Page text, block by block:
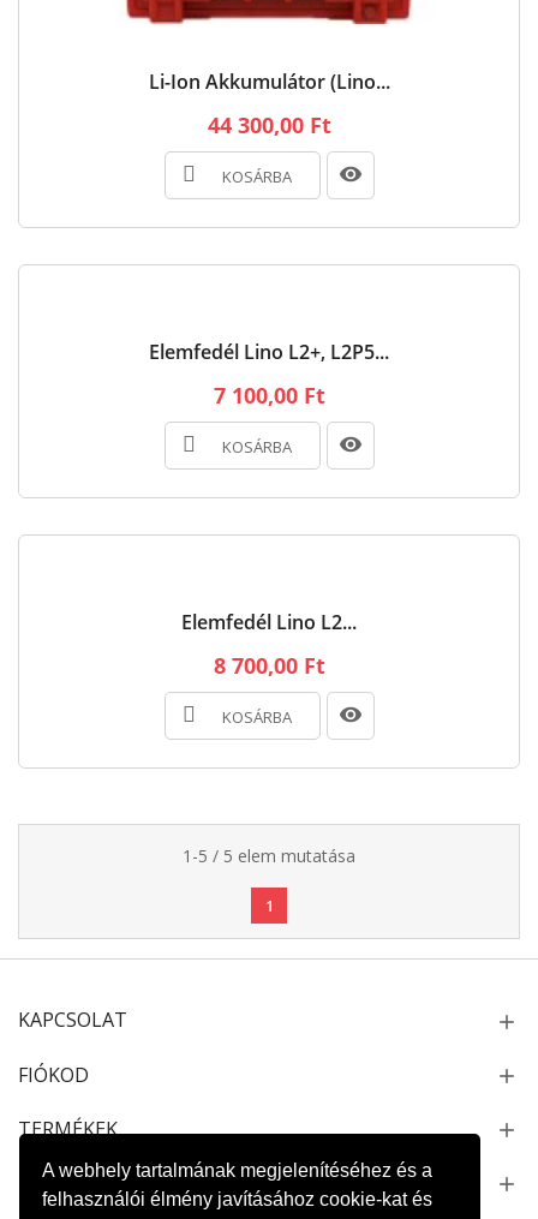
A webhely tartalmának megjelenítéséhez és a
felhasználói élmény javításához cookie-kat és
Li-Ion Akkumulátor (Lino...
44 300,00 Ft
KOSÁRBA
Elemfedél Lino L2+, L2P5...
7 100,00 Ft
KOSÁRBA
Elemfedél Lino L2...
8 700,00 Ft
KOSÁRBA
1-5 / 5 elem mutatása
1
KAPCSOLAT
FIÓKOD
TERMÉKEK
NEWSLETTER